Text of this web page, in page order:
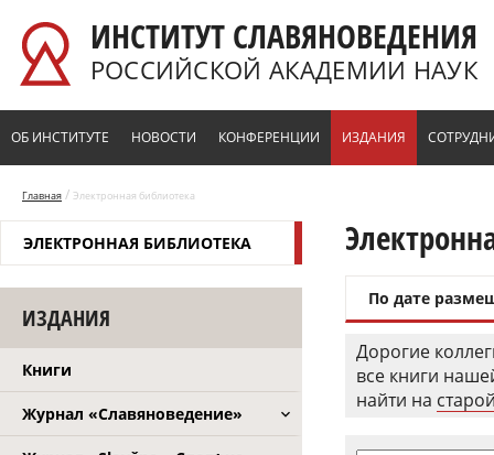
ИНСТИТУТ СЛАВЯНОВЕДЕНИЯ
РОССИЙСКОЙ АКАДЕМИИ НАУК
ОБ ИНСТИТУТЕ НОВОСТИ КОНФЕРЕНЦИИ ИЗДАНИЯ
Главная / Электронная библиотека
ЭЛЕКТРОННАЯ БИБЛИОТЕКА
ИЗДАНИЯ
Книги
Журнал «Славяноведение»
По дате
Дорогие
все книги
найти на